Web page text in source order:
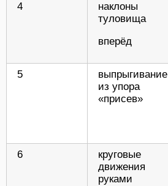
4
наклоны
туловища
вперёд
5
выпрыгивание
из упора
«присев»
6
круговые
движения
руками